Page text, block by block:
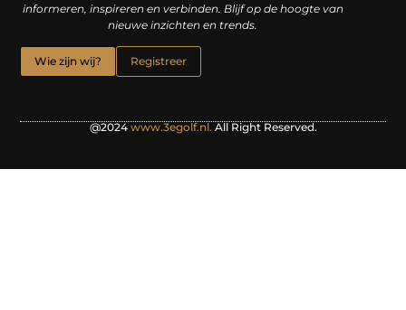
informeren, inspireren en verbinden. Blijf op de hoogte van
nieuwe inzichten en trends.
Wie zijn wij? Registreer
@2024www.3egolf.nl.All Right Reserved.